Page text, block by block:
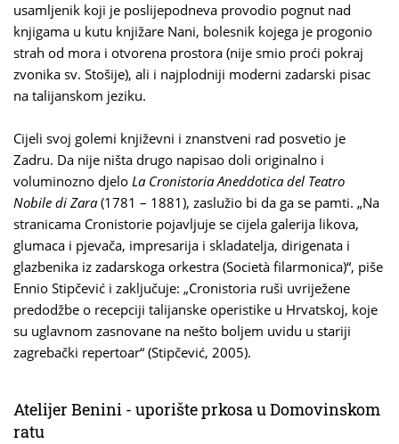
usamljenik koji je poslijepodneva provodio pognut nad
knjigama u kutu knjižare Nani, bolesnik kojega je progonio
strah od mora i otvorena prostora (nije smio proći pokraj
zvonika sv. Stošije), ali i najplodniji moderni zadarski pisac
na talijanskom jeziku.
Cijeli svoj golemi književni i znanstveni rad posvetio je
Zadru. Da nije ništa drugo napisao doli originalno i
voluminozno djelo La Cronistoria Aneddotica del Teatro
Nobile di Zara(1781 – 1881), zaslužio bi da ga se pamti. „Na
stranicama Cronistorie pojavljuje se cijela galerija likova,
glumaca i pjevača, impresarija i skladatelja, dirigenata i
glazbenika iz zadarskoga orkestra (Società filarmonica)“, piše
Ennio Stipčević i zaključuje: „Cronistoria ruši uvriježene
predodžbe o recepciji talijanske operistike u Hrvatskoj, koje
su uglavnom zasnovane na nešto boljem uvidu u stariji
zagrebački repertoar“ (Stipčević, 2005).
Atelijer Benini - uporište prkosa u Domovinskom
ratu